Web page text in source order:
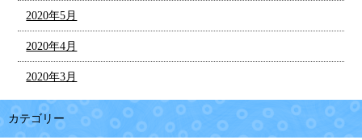
2020年5月
2020年4月
2020年3月
カテゴリー